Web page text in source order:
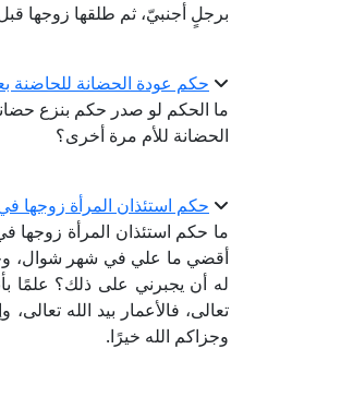
برجلٍ أجنبيّ، ثم طلقها زوجها
حكم عودة الحضانة للحاضنة
ما الحكم لو صدر حكم بنزع
الحضانة للأم مرة أخرى؟
حكم استئذان المرأة
ما حكم استئذان المرأة
أقضي ما علي في شهر شوال،
له أن يجبرني على ذلك؟ علمًا
تعالى، فالأعمار بيد الله
وجزاكم الله خيرًا.